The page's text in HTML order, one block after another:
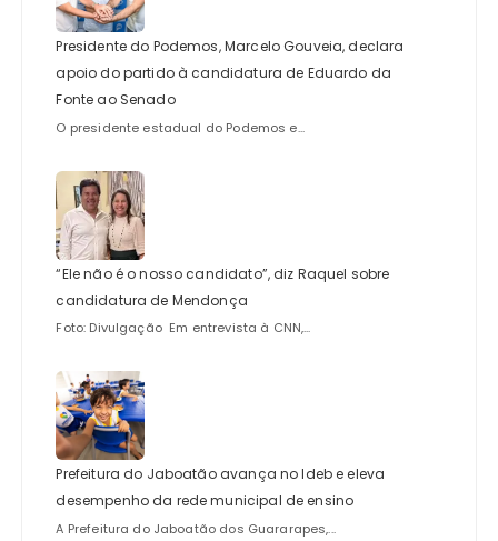
Presidente do Podemos, Marcelo Gouveia, declara
apoio do partido à candidatura de Eduardo da
Fonte ao Senado
O presidente estadual do Podemos e...
“Ele não é o nosso candidato”, diz Raquel sobre
candidatura de Mendonça
Foto: Divulgação Em entrevista à CNN,...
Prefeitura do Jaboatão avança no Ideb e eleva
desempenho da rede municipal de ensino
A Prefeitura do Jaboatão dos Guararapes,...